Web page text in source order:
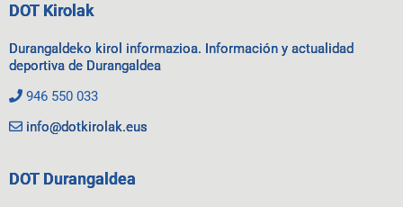
DOT Kirolak
Durangaldeko kirol informazioa. Información y actualidad
deportiva de Durangaldea
946 550 033
info@dotkirolak.eus
DOT Durangaldea